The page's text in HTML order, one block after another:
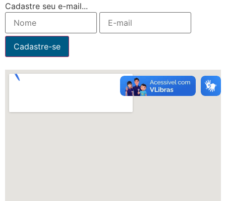
Cadastre seu e-mail...